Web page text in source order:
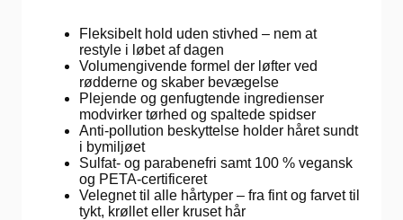
Fleksibelt hold uden stivhed – nem at
restyle i løbet af dagen
Volumengivende formel der løfter ved
rødderne og skaber bevægelse
Plejende og genfugtende ingredienser
modvirker tørhed og spaltede spidser
Anti-pollution beskyttelse holder håret sundt
i bymiljøet
Sulfat- og parabenefri samt 100 % vegansk
og PETA-certificeret
Velegnet til alle hårtyper – fra fint og farvet til
tykt, krøllet eller kruset hår